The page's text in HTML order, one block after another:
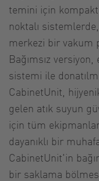
temini için
noktalı
merkezi bir vakum
Bağımsız
sistemi ile
CabinetUnit,
gelen atık suyun
için tüm
dayanıklı bir
CabinetUnit'in
bir saklama